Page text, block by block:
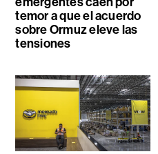
temor a que el acuerdo
sobre Ormuz eleve las
tensiones